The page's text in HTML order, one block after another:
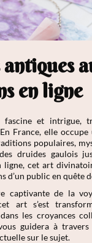
en ligne
et intrigue,
France, elle
populaires,
druides gaulois
ligne, cet art
d’un public en quête
captivante de la
art s’est
les croyances
guidera à
sur le sujet.